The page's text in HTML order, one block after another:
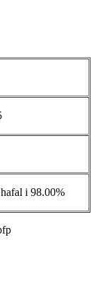
i 98.00%